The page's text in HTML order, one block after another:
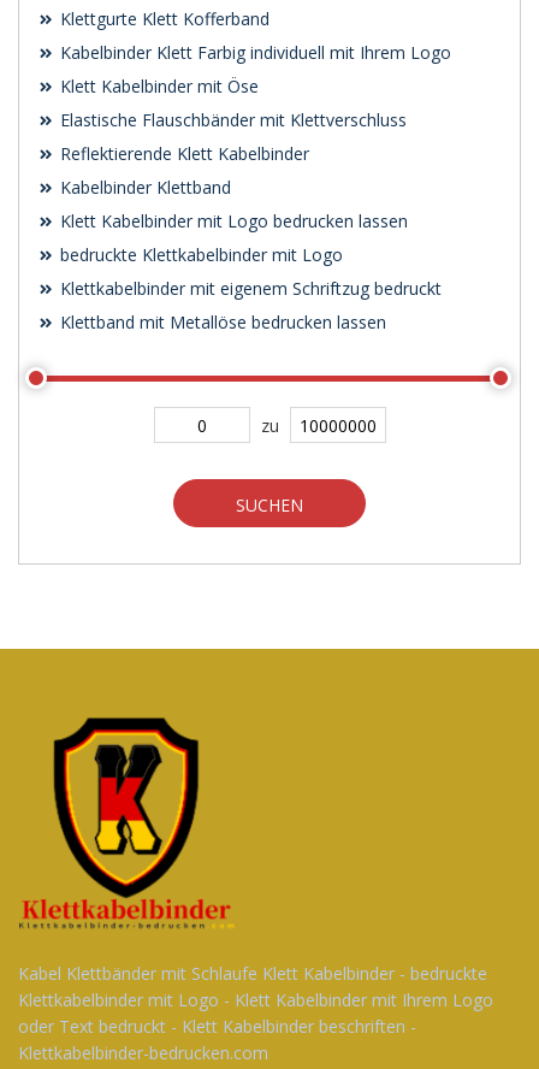
Klettgurte Klett Kofferband
Kabelbinder Klett Farbig individuell mit Ihrem Logo
Klett Kabelbinder mit Öse
Elastische Flauschbänder mit Klettverschluss
Reflektierende Klett Kabelbinder
Kabelbinder Klettband
Klett Kabelbinder mit Logo bedrucken lassen
bedruckte Klettkabelbinder mit Logo
Klettkabelbinder mit eigenem Schriftzug bedruckt
Klettband mit Metallöse bedrucken lassen
zu
SUCHEN
Kabel Klettbänder mit Schlaufe Klett Kabelbinder - bedruckte
Klettkabelbinder mit Logo - Klett Kabelbinder mit Ihrem Logo
oder Text bedruckt - Klett Kabelbinder beschriften -
Klettkabelbinder-bedrucken.com